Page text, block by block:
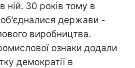
ній. 30 років тому в
об'єдналися держави -
виробництва.
ознаки додали
демократії в